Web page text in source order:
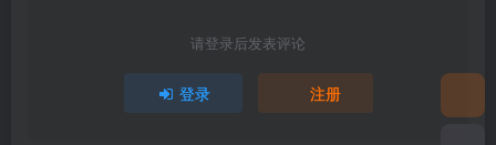
请登录后发表评论
登录 注册